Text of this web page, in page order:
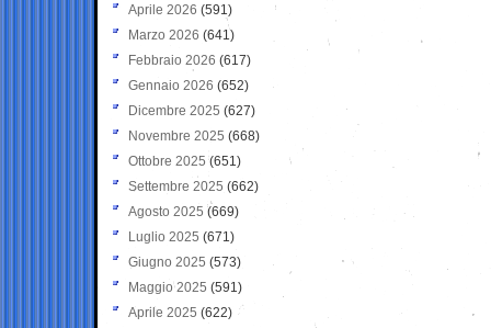
Aprile 2026 (591)
Marzo 2026 (641)
Febbraio 2026 (617)
Gennaio 2026 (652)
Dicembre 2025 (627)
Novembre 2025 (668)
Ottobre 2025 (651)
Settembre 2025 (662)
Agosto 2025 (669)
Luglio 2025 (671)
Giugno 2025 (573)
Maggio 2025 (591)
Aprile 2025 (622)